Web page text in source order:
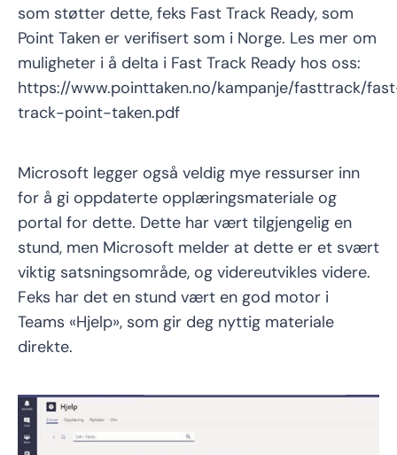
som støtter dette, feks Fast Track Ready, som
Point Taken er verifisert som i Norge. Les mer om
muligheter i å delta i Fast Track Ready hos oss:
https://www.pointtaken.no/kampanje/fasttrack/
track-point-taken.pdf
Microsoft legger også veldig mye ressurser inn
for å gi oppdaterte opplæringsmateriale og
portal for dette. Dette har vært tilgjengelig en
stund, men Microsoft melder at dette er et svært
viktig satsningsområde, og videreutvikles videre.
Feks har det en stund vært en god motor i
Teams «Hjelp», som gir deg nyttig materiale
direkte.